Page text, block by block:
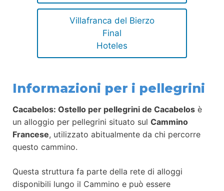
Villafranca del Bierzo
Final
Hoteles
Informazioni per i pellegrini
Cacabelos: Ostello per pellegrini de Cacabelos è
un alloggio per pellegrini situato sul Cammino
Francese, utilizzato abitualmente da chi percorre
questo cammino.
Questa struttura fa parte della rete di alloggi
disponibili lungo il Cammino e può essere